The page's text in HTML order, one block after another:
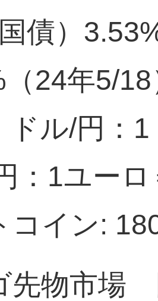
債）
24年5/18
ル/円：
：1ユー
コイン:
先物市